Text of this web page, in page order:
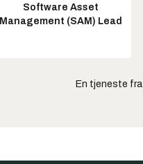
Software Asset
Management (SAM) Lead
En tjeneste fra